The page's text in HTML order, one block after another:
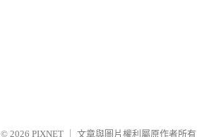
© 2026 PIXNET 文章與圖片權利屬原作者所有